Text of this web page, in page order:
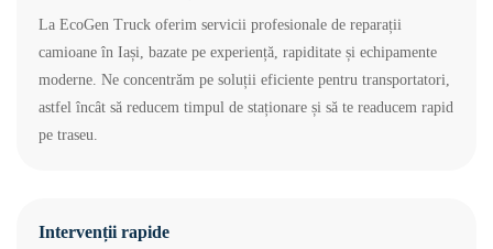
La EcoGen Truck oferim servicii profesionale de reparații
camioane în Iași, bazate pe experiență, rapiditate și echipamente
moderne. Ne concentrăm pe soluții eficiente pentru transportatori,
astfel încât să reducem timpul de staționare și să te readucem rapid
pe traseu.
Intervenții rapide